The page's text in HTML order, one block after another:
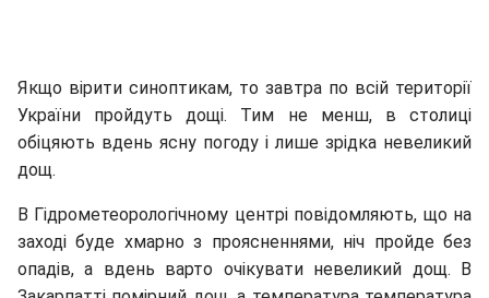
Якщо вірити синоптикам, то завтра по всій території
України пройдуть дощі. Тим не менш, в столиці
обіцяють вдень ясну погоду і лише зрідка невеликий
дощ.
В Гідрометеорологічному центрі повідомляють, що на
заході буде хмарно з проясненнями, ніч пройде без
опадів, а вдень варто очікувати невеликий дощ. В